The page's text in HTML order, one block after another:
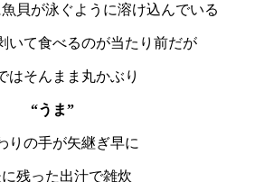
貝が泳ぐように溶け込んでいる
いて食べるのが当たり前だが
はそんまま丸かぶり
“うま”
りの手が矢継ぎ早に
残った出汁で雑炊